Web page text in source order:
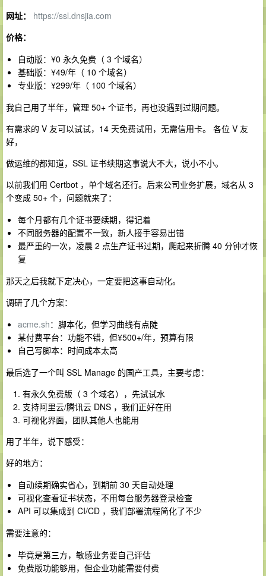
网址：
https://ssl.dnsjia.com
价格：
自动版：¥0 永久免费（ 3 个域名）
基础版：¥49/年（ 10 个域名）
专业版：¥299/年（ 100 个域名）
我自己用了半年，管理 50+ 个证书，再也没遇到过期问题。
有需求的 V 友可以试试，14 天免费试用，无需信用卡。 各位 V 友
好，
做运维的都知道，SSL 证书续期这事说大不大，说小不小。
以前我们用 Certbot ，单个域名还行。后来公司业务扩展，域名从 3
个变成 50+ 个，问题就来了：
每个月都有几个证书要续期，得记着
不同服务器的配置不一致，新人接手容易出错
最严重的一次，凌晨 2 点生产证书过期，爬起来折腾 40 分钟才恢
复
那天之后我就下定决心，一定要把这事自动化。
调研了几个方案：
acme.sh：脚本化，但学习曲线有点陡
某付费平台：功能不错，但¥500+/年，预算有限
自己写脚本：时间成本太高
最后选了一个叫 SSL Manage 的国产工具，主要考虑：
有永久免费版（ 3 个域名），先试试水
支持阿里云/腾讯云 DNS ，我们正好在用
可视化界面，团队其他人也能用
用了半年，说下感受：
好的地方：
自动续期确实省心，到期前 30 天自动处理
可视化查看证书状态，不用每台服务器登录检查
API 可以集成到 CI/CD ，我们部署流程简化了不少
需要注意的：
毕竟是第三方，敏感业务要自己评估
免费版功能够用，但企业功能需要付费